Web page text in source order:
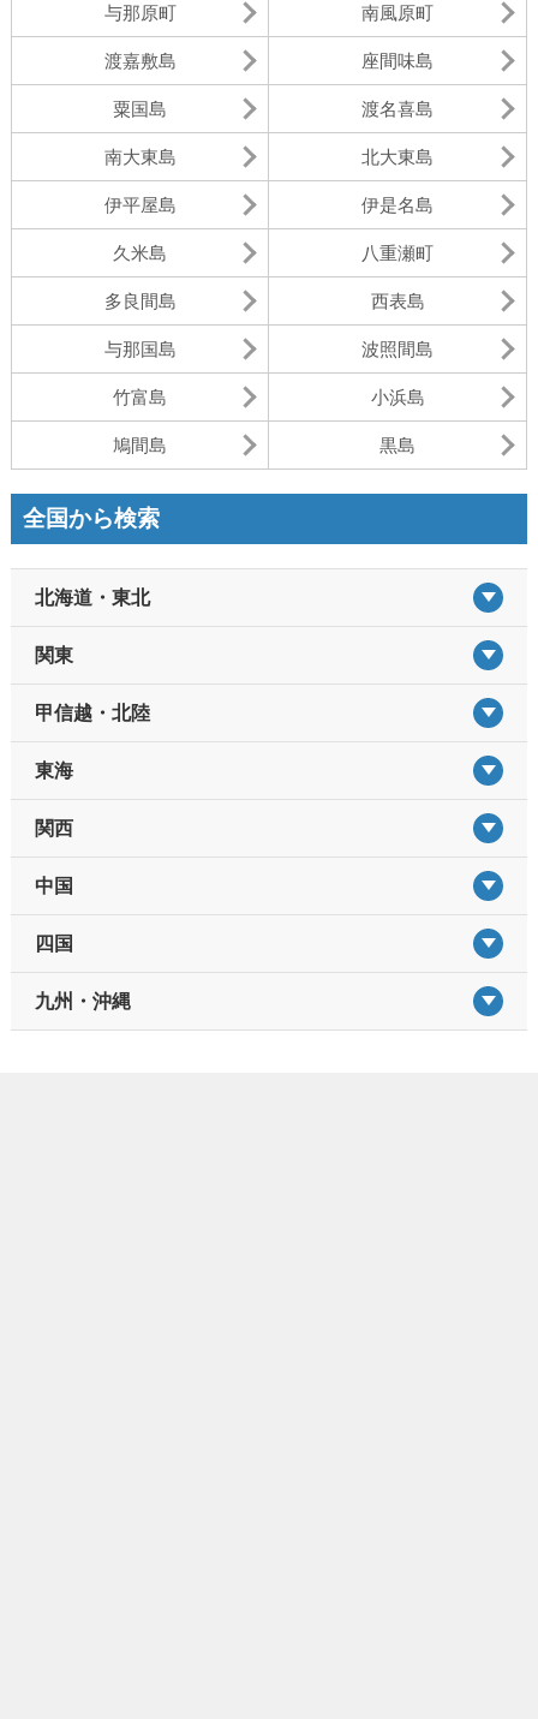
与那原町 南風原町
渡嘉敷島 座間味島
粟国島 渡名喜島
南大東島 北大東島
伊平屋島 伊是名島
久米島 八重瀬町
多良間島 西表島
与那国島 波照間島
竹富島 小浜島
鳩間島 黒島
全国から検索
北海道・東北
関東
甲信越・北陸
東海
関西
中国
四国
九州・沖縄